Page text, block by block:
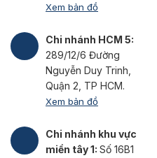
Xem bản đồ
Chi nhánh HCM 5:
289/12/6 Đường
Nguyễn Duy Trinh,
Quận 2, TP HCM.
Xem bản đồ
Chi nhánh khu vực
miền tây 1: Số 16B1